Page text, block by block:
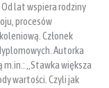
lat wspiera rodziny
procesów
Członek
Autorka
m.in.: „Stawka większa
wartości. Czyli jak